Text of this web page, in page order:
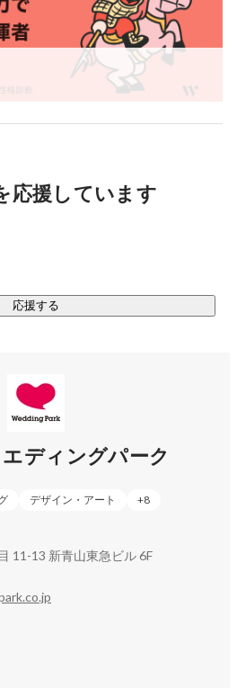
作れるCMS「Webつく」
ュボード「weddima（ウェディ
ーク）」
応援しています
応援する
ディングパーク
デザイン・アート +8
11-13 新青山東急ビル 6F